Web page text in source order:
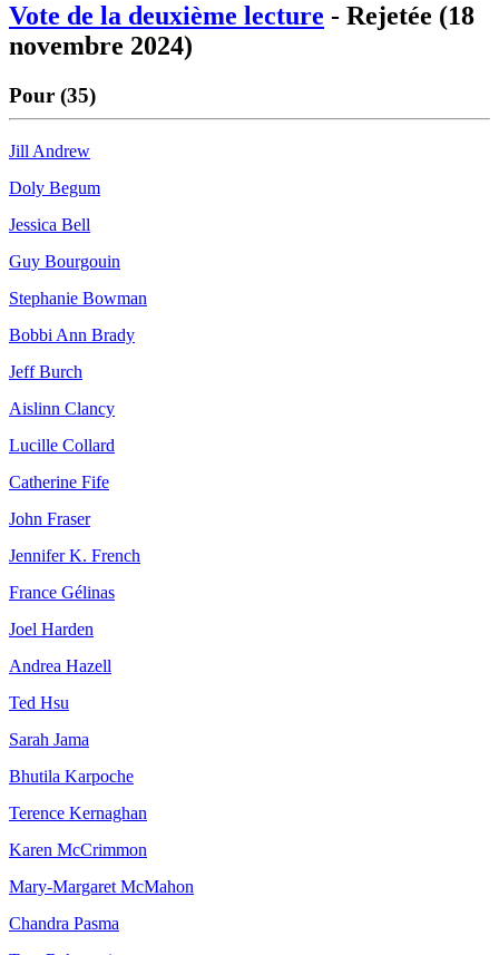
Vote de la deuxième lecture - Rejetée (18
novembre 2024)
Pour (35)
Jill Andrew
Doly Begum
Jessica Bell
Guy Bourgouin
Stephanie Bowman
Bobbi Ann Brady
Jeff Burch
Aislinn Clancy
Lucille Collard
Catherine Fife
John Fraser
Jennifer K. French
France Gélinas
Joel Harden
Andrea Hazell
Ted Hsu
Sarah Jama
Bhutila Karpoche
Terence Kernaghan
Karen McCrimmon
Mary-Margaret McMahon
Chandra Pasma